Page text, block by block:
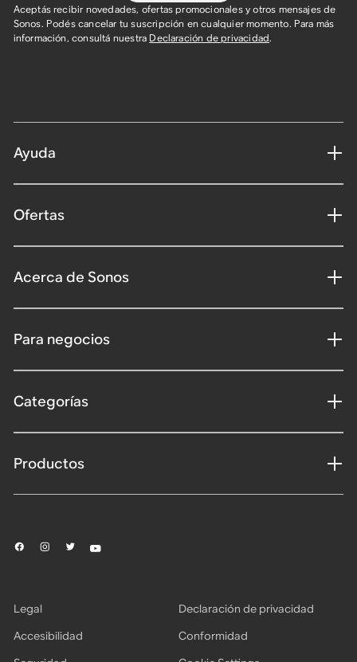
Aceptás recibir novedades, ofertas promocionales y otros mensajes de
Sonos. Podés cancelar tu suscripción en cualquier momento. Para más
información, consultá nuestra Declaración de privacidad.
Ayuda
Ofertas
Acerca de Sonos
Para negocios
Categorías
Productos
Legal
Declaración de privacidad
Accesibilidad
Conformidad